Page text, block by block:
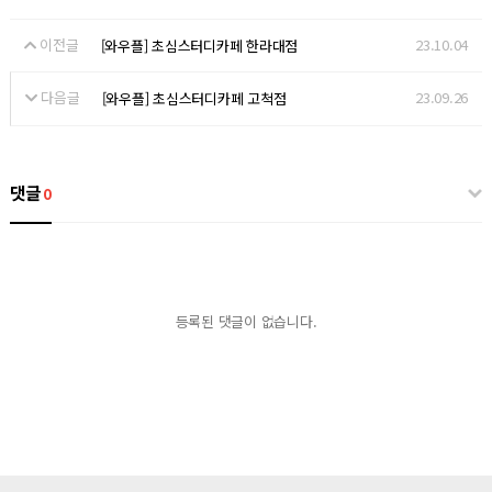
이전글 [와우플] 초심스터디카페 한라대점 23.10.04
다음글 [와우플] 초심스터디카페 고척점 23.09.26
댓글0
등록된 댓글이 없습니다.